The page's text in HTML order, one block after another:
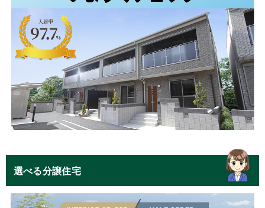
選べる分譲住宅